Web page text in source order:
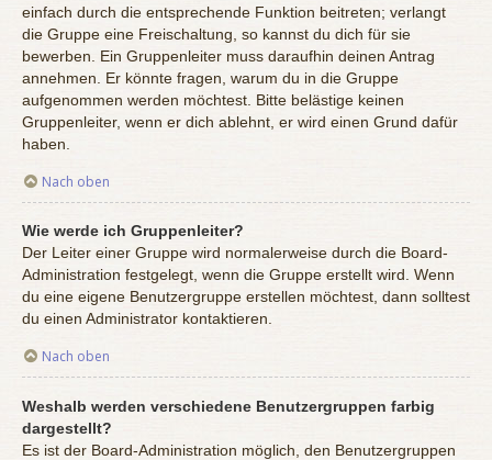
einfach durch die entsprechende Funktion beitreten; verlangt
die Gruppe eine Freischaltung, so kannst du dich für sie
bewerben. Ein Gruppenleiter muss daraufhin deinen Antrag
annehmen. Er könnte fragen, warum du in die Gruppe
aufgenommen werden möchtest. Bitte belästige keinen
Gruppenleiter, wenn er dich ablehnt, er wird einen Grund dafür
haben.
Nach oben
Wie werde ich Gruppenleiter?
Der Leiter einer Gruppe wird normalerweise durch die Board-
Administration festgelegt, wenn die Gruppe erstellt wird. Wenn
du eine eigene Benutzergruppe erstellen möchtest, dann solltest
du einen Administrator kontaktieren.
Nach oben
Weshalb werden verschiedene Benutzergruppen farbig
dargestellt?
Es ist der Board-Administration möglich, den Benutzergruppen